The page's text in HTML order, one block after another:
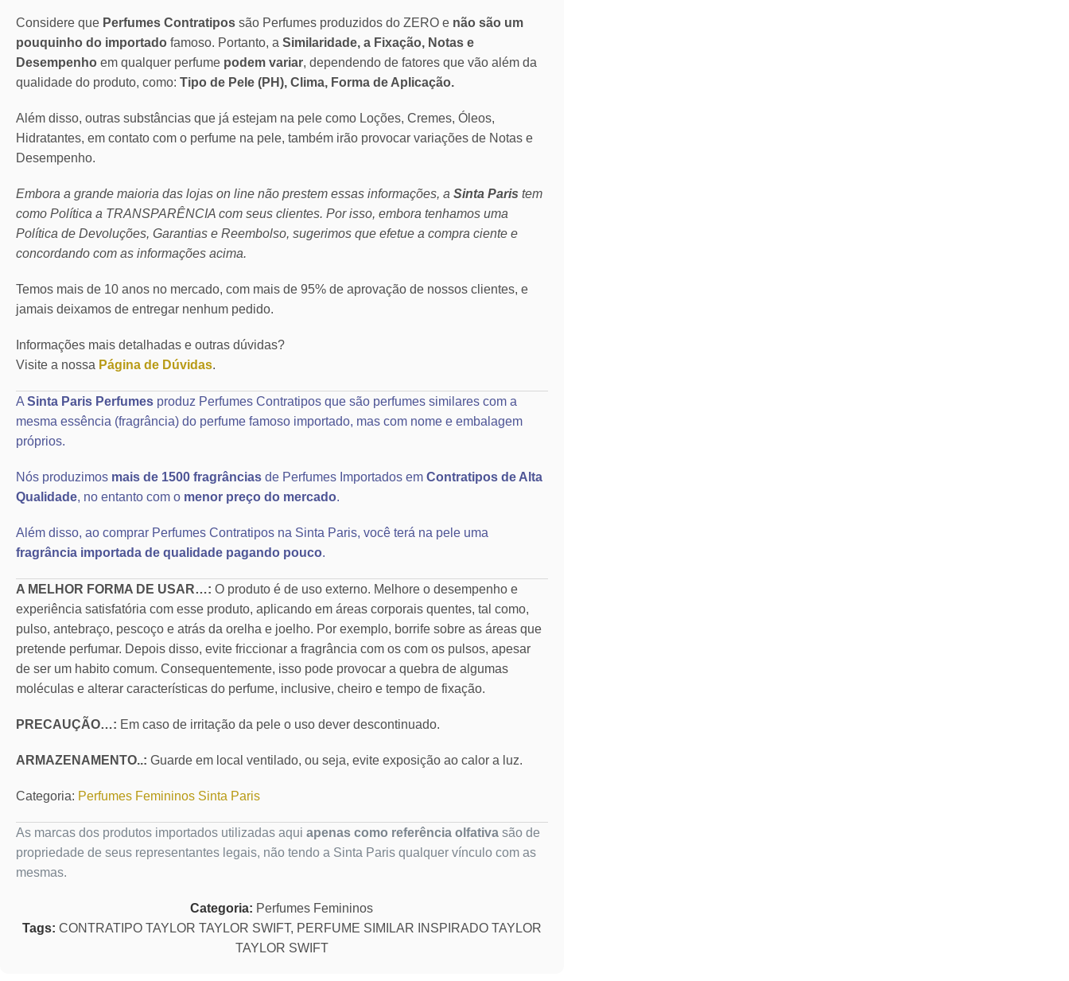
Considere que Perfumes Contratipos são Perfumes produzidos do ZERO e não são um
pouquinho do importado famoso. Portanto, a Similaridade, a Fixação, Notas e
Desempenho em qualquer perfume podem variar, dependendo de fatores que vão além da
qualidade do produto, como: Tipo de Pele (PH), Clima, Forma de Aplicação.
Além disso, outras substâncias que já estejam na pele como Loções, Cremes, Óleos,
Hidratantes, em contato com o perfume na pele, também irão provocar variações de Notas e
Desempenho.
Embora a grande maioria das lojas on line não prestem essas informações, a Sinta Paris tem
como Política a TRANSPARÊNCIA com seus clientes. Por isso, embora tenhamos uma
Política de Devoluções, Garantias e Reembolso, sugerimos que efetue a compra ciente e
concordando com as informações acima.
Temos mais de 10 anos no mercado, com mais de 95% de aprovação de nossos clientes, e
jamais deixamos de entregar nenhum pedido.
Informações mais detalhadas e outras dúvidas?
Visite a nossa Página de Dúvidas.
A Sinta Paris Perfumes produz Perfumes Contratipos que são perfumes similares com a
mesma essência (fragrância) do perfume famoso importado, mas com nome e embalagem
próprios.
Nós produzimos mais de 1500 fragrâncias de Perfumes Importados em Contratipos de Alta
Qualidade, no entanto com o menor preço do mercado.
Além disso, ao comprar Perfumes Contratipos na Sinta Paris, você terá na pele uma
fragrância importada de qualidade pagando pouco.
A MELHOR FORMA DE USAR…: O produto é de uso externo. Melhore o desempenho e
experiência satisfatória com esse produto, aplicando em áreas corporais quentes, tal como,
pulso, antebraço, pescoço e atrás da orelha e joelho. Por exemplo, borrife sobre as áreas que
pretende perfumar. Depois disso, evite friccionar a fragrância com os com os pulsos, apesar
de ser um habito comum. Consequentemente, isso pode provocar a quebra de algumas
moléculas e alterar características do perfume, inclusive, cheiro e tempo de fixação.
PRECAUÇÃO…: Em caso de irritação da pele o uso dever descontinuado.
ARMAZENAMENTO..: Guarde em local ventilado, ou seja, evite exposição ao calor a luz.
Categoria: Perfumes Femininos Sinta Paris
As marcas dos produtos importados utilizadas aqui apenas como referência olfativa são de
propriedade de seus representantes legais, não tendo a Sinta Paris qualquer vínculo com as
mesmas.
Categoria: Perfumes Femininos
Tags: CONTRATIPO TAYLOR TAYLOR SWIFT, PERFUME SIMILAR INSPIRADO TAYLOR
TAYLOR SWIFT